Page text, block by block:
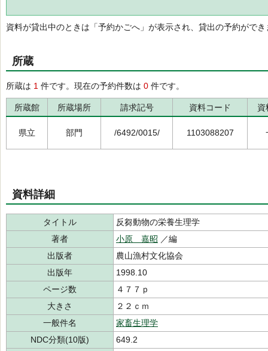
資料が貸出中のときは「予約かごへ」が表示され、貸出の予約ができ
所蔵
所蔵は 1 件です。現在の予約件数は 0 件です。
所蔵館 所蔵場所 請求記号 資料コード 資
県立 部門 /6492/0015/ 1103088207
資料詳細
タイトル
反芻動物の栄養生理学
著者
小原 嘉昭 ／編
出版者
農山漁村文化協会
出版年
1998.10
ページ数
４７７ｐ
大きさ
２２ｃｍ
一般件名
家畜生理学
NDC分類(10版)
649.2